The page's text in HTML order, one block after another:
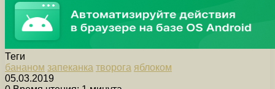
Теги
бананом запеканка творога яблоком
05.03.2019